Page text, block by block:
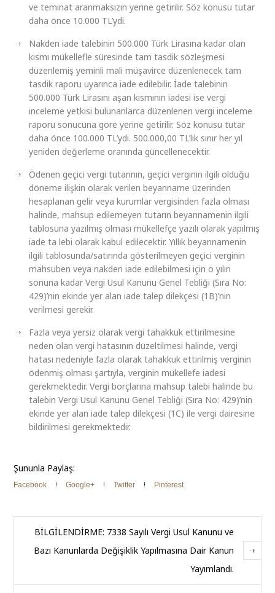
ve teminat aranmaksızın yerine getirilir. Söz konusu tutar
daha önce 10.000 TL’ydi.
Nakden iade talebinin 500.000 Türk Lirasına kadar olan
kısmı mükellefle süresinde tam tasdik sözleşmesi
düzenlemiş yeminli mali müşavirce düzenlenecek tam
tasdik raporu uyarınca iade edilebilir. İade talebinin
500.000 Türk Lirasını aşan kısmının iadesi ise vergi
inceleme yetkisi bulunanlarca düzenlenen vergi inceleme
raporu sonucuna göre yerine getirilir. Söz konusu tutar
daha önce 100.000 TL’ydi. 500.000,00 TL’lik sınır her yıl
yeniden değerleme oranında güncellenecektir.
Ödenen geçici vergi tutarının, geçici verginin ilgili olduğu
döneme ilişkin olarak verilen beyanname üzerinden
hesaplanan gelir veya kurumlar vergisinden fazla olması
halinde, mahsup edilemeyen tutarın beyannamenin ilgili
tablosuna yazılmış olması mükellefçe yazılı olarak yapılmış
iade ta lebi olarak kabul edilecektir. Yıllık beyannamenin
ilgili tablosunda/satırında gösterilmeyen geçici verginin
mahsuben veya nakden iade edilebilmesi için o yılın
sonuna kadar Vergi Usul Kanunu Genel Tebliği (Sıra No:
429)’nin ekinde yer alan iade talep dilekçesi (1B)’nin
verilmesi gerekir.
Fazla veya yersiz olarak vergi tahakkuk ettirilmesine
neden olan vergi hatasının düzeltilmesi halinde, vergi
hatası nedeniyle fazla olarak tahakkuk ettirilmiş verginin
ödenmiş olması şartıyla, verginin mükellefe iadesi
gerekmektedir. Vergi borçlarına mahsup talebi halinde bu
talebin Vergi Usul Kanunu Genel Tebliği (Sıra No: 429)’nin
ekinde yer alan iade talep dilekçesi (1C) ile vergi dairesine
bildirilmesi gerekmektedir.
Şununla Paylaş:
Facebook Google+ Twitter Pinterest
BİLGİLENDİRME: 7338 Sayılı Vergi Usul Kanunu ve
Bazı Kanunlarda Değişiklik Yapılmasına Dair Kanun
Yayımlandı.